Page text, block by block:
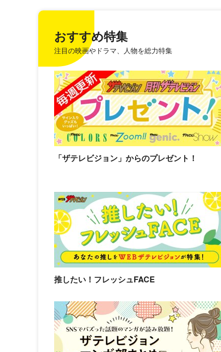
おすすめ特集
注目の映画やドラマ、人物を総力特集
「ザテレビジョン」からのプレゼント！
推したい！フレッシュFACE